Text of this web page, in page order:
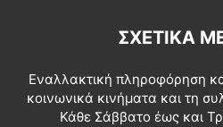
ΣΧΕΤΙΚΆ
Εναλλακτική πληροφόρηση
κοινωνικά κινήματα και τη
Κάθε Σάββατο έως και